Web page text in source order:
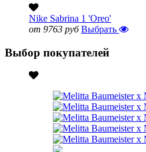
Nike Sabrina 1 'Oreo'
от 9763 руб Выбрать
Выбор покупателей